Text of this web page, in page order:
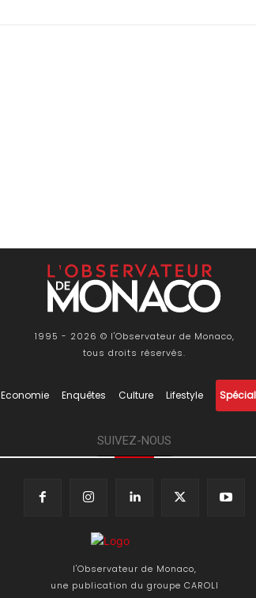
1995 - 2026 © l'Observateur de Monaco,
tous droits réservés.
Economie Enquêtes Culture Lifestyle
SUIVEZ-NOUS
l'Observateur de Monaco,
une publication du groupe CAROLI